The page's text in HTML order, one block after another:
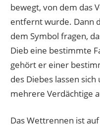
bewegt, von dem das
entfernt wurde. Dann
dem Symbol fragen,
Dieb eine bestimmte
gehört er einer
des Diebes lassen
mehrere Verdächtige
Das Wettrennen ist